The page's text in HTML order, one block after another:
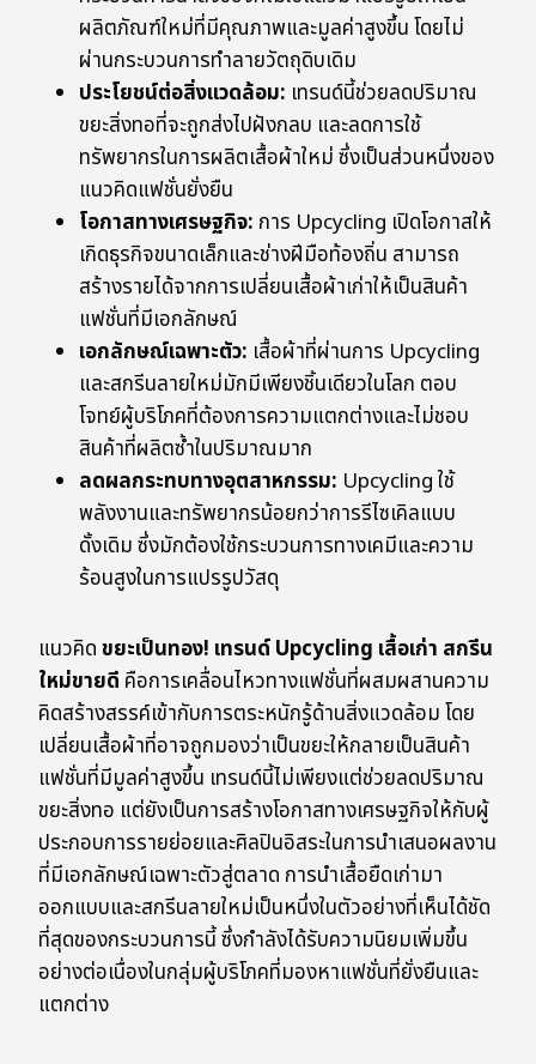
ผลิตภัณฑ์ใหม่ที่มีคุณภาพและมูลค่าสูงขึ้น โดยไม่
ผ่านกระบวนการทำลายวัตถุดิบเดิม
ประโยชน์ต่อสิ่งแวดล้อม: เทรนด์นี้ช่วยลดปริมาณ
ขยะสิ่งทอที่จะถูกส่งไปฝังกลบ และลดการใช้
ทรัพยากรในการผลิตเสื้อผ้าใหม่ ซึ่งเป็นส่วนหนึ่งของ
แนวคิดแฟชั่นยั่งยืน
โอกาสทางเศรษฐกิจ: การ Upcycling เปิดโอกาสให้
เกิดธุรกิจขนาดเล็กและช่างฝีมือท้องถิ่น สามารถ
สร้างรายได้จากการเปลี่ยนเสื้อผ้าเก่าให้เป็นสินค้า
แฟชั่นที่มีเอกลักษณ์
เอกลักษณ์เฉพาะตัว: เสื้อผ้าที่ผ่านการ Upcycling
และสกรีนลายใหม่มักมีเพียงชิ้นเดียวในโลก ตอบ
โจทย์ผู้บริโภคที่ต้องการความแตกต่างและไม่ชอบ
สินค้าที่ผลิตซ้ำในปริมาณมาก
ลดผลกระทบทางอุตสาหกรรม: Upcycling ใช้
พลังงานและทรัพยากรน้อยกว่าการรีไซเคิลแบบ
ดั้งเดิม ซึ่งมักต้องใช้กระบวนการทางเคมีและความ
ร้อนสูงในการแปรรูปวัสดุ
แนวคิดขยะเป็นทอง! เทรนด์ Upcycling เสื้อเก่า สกรีน
ใหม่ขายดี คือการเคลื่อนไหวทางแฟชั่นที่ผสมผสานความ
คิดสร้างสรรค์เข้ากับการตระหนักรู้ด้านสิ่งแวดล้อม โดย
เปลี่ยนเสื้อผ้าที่อาจถูกมองว่าเป็นขยะให้กลายเป็นสินค้า
แฟชั่นที่มีมูลค่าสูงขึ้น เทรนด์นี้ไม่เพียงแต่ช่วยลดปริมาณ
ขยะสิ่งทอ แต่ยังเป็นการสร้างโอกาสทางเศรษฐกิจให้กับผู้
ประกอบการรายย่อยและศิลปินอิสระในการนำเสนอผลงาน
ที่มีเอกลักษณ์เฉพาะตัวสู่ตลาด การนำเสื้อยืดเก่ามา
ออกแบบและสกรีนลายใหม่เป็นหนึ่งในตัวอย่างที่เห็นได้ชัด
ที่สุดของกระบวนการนี้ ซึ่งกำลังได้รับความนิยมเพิ่มขึ้น
อย่างต่อเนื่องในกลุ่มผู้บริโภคที่มองหาแฟชั่นที่ยั่งยืนและ
แตกต่าง